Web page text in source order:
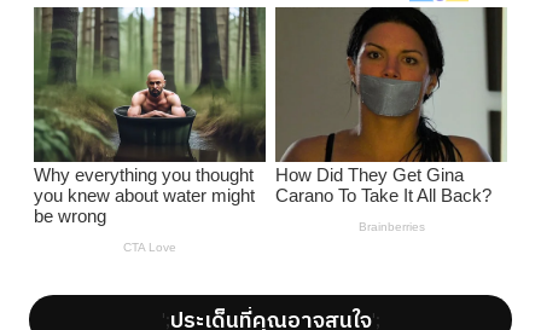
';ประเด็นที่คุณอาจสนใจ';